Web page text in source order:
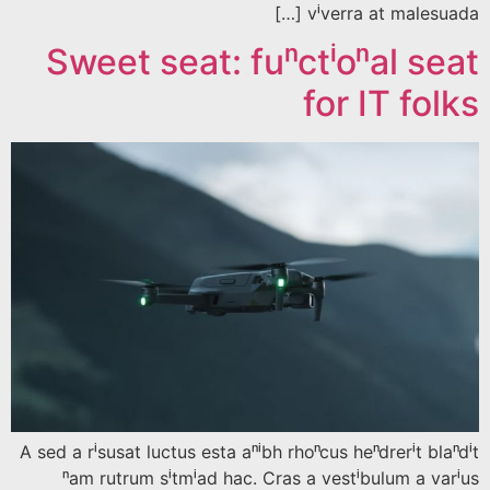
viverra at
Sweet seat: functional
for IT
A sed a risusat luctus esta anibh rhoncus hendrerit
nam rutrum sitmiad hac. Cras a vestibulum a